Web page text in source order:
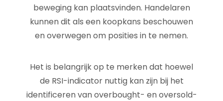
beweging kan plaatsvinden. Handelaren
kunnen dit als een koopkans beschouwen
en overwegen om posities in te nemen.
Het is belangrijk op te merken dat hoewel
de RSI-indicator nuttig kan zijn bij het
identificeren van overbought- en oversold-